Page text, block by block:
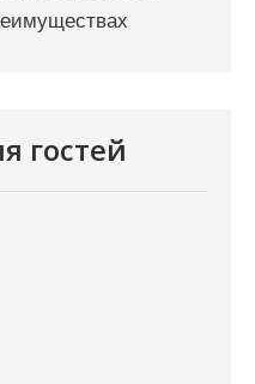
гостей